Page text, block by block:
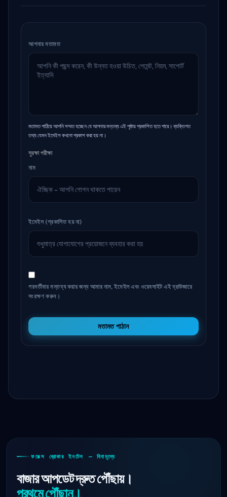
আপনার মতামত
মতামত পাঠিয়ে আপনি সম্মত হচ্ছেন যে আপনার মন্তব্য এই পৃষ্ঠায় প্রকাশিত হতে পারে। ব্যক্তিগত
তথ্য যেমন ইমেইল কখনো প্রকাশ করা হয় না।
সুরক্ষা পরীক্ষা
নাম
ইমেইল (প্রকাশিত হয় না)
পরবর্তীবার মন্তব্য করার জন্য আমার নাম, ইমেইল এবং ওয়েবসাইট এই ব্রাউজারে
সংরক্ষণ করুন।
মতামত পাঠান
ফরেক্স ব্রোকার ইনটেল — বিনামূল্যে
বাজার আপডেট দ্রুত পৌঁছায়।
প্রথমে পৌঁছান।